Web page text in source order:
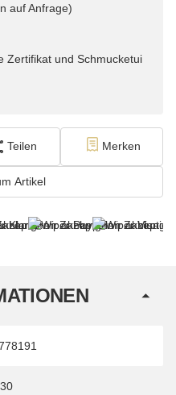
auf Anfrage)
Zertifikat und Schmucketui
Teilen Merken
Artikel